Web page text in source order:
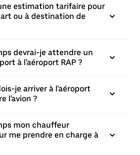
estimation tarifaire pour
ou à destination de
devrai-je attendre un
à l'aéroport RAP ?
je arriver à l'aéroport
l'avion ?
mon chauffeur
me prendre en charge à